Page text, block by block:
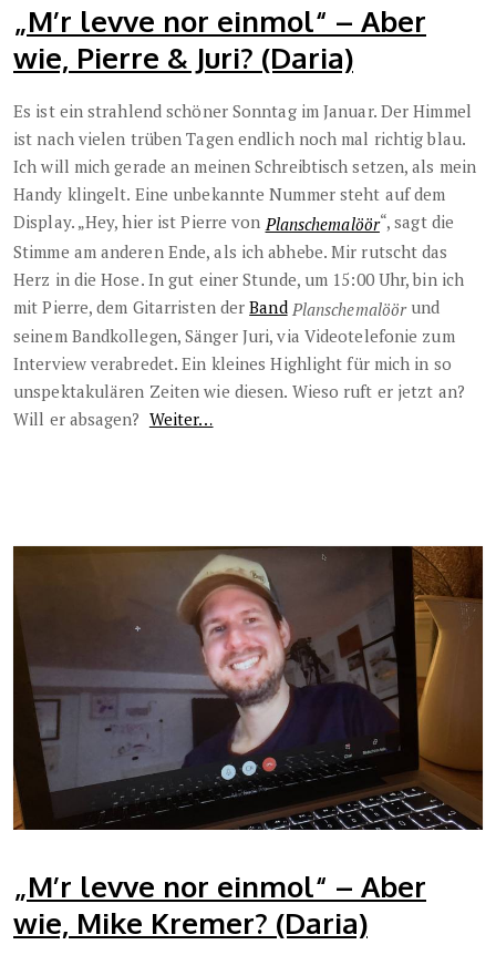
„M’r levve nor einmol“ – Aber
wie, Pierre & Juri? (Daria)
Es ist ein strahlend schöner Sonntag im Januar. Der Himmel
ist nach vielen trüben Tagen endlich noch mal richtig blau.
Ich will mich gerade an meinen Schreibtisch setzen, als mein
Handy klingelt. Eine unbekannte Nummer steht auf dem
Display. „Hey, hier ist Pierre von Planschemalöör“, sagt die
Stimme am anderen Ende, als ich abhebe. Mir rutscht das
Herz in die Hose. In gut einer Stunde, um 15:00 Uhr, bin ich
mit Pierre, dem Gitarristen derBand Planschemalöörund
seinem Bandkollegen, Sänger Juri, via Videotelefonie zum
Interview verabredet. Ein kleines Highlight für mich in so
unspektakulären Zeiten wie diesen. Wieso ruft er jetzt an?
Will er absagen? Weiter…
„M’r levve nor einmol“ – Aber
wie, Mike Kremer? (Daria)